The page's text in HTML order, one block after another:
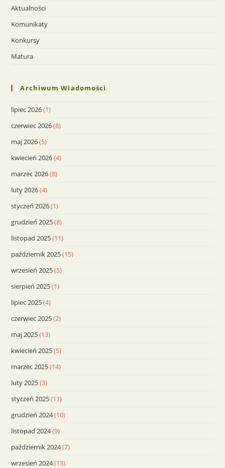
Aktualności
Komunikaty
Konkursy
Matura
Archiwum Wiadomości
lipiec 2026(1)
czerwiec 2026(8)
maj 2026(5)
kwiecień 2026(4)
marzec 2026(8)
luty 2026(4)
styczeń 2026(1)
grudzień 2025(8)
listopad 2025(11)
październik 2025(15)
wrzesień 2025(5)
sierpień 2025(1)
lipiec 2025(4)
czerwiec 2025(2)
maj 2025(13)
kwiecień 2025(5)
marzec 2025(14)
luty 2025(3)
styczeń 2025(11)
grudzień 2024(10)
listopad 2024(9)
październik 2024(7)
wrzesień 2024(13)